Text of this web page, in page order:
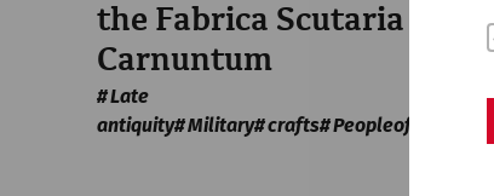
the Fabrica Scutaria of
Carnuntum
Late
antiquity Military crafts